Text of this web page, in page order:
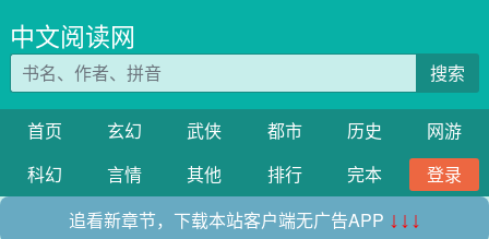
中文阅读网
搜索
首页 玄幻 武侠 都市 历史
网游
科幻
言情 其他 排行 完本
登录
追看新章节，下载本站客户端无广告APP ↓↓↓